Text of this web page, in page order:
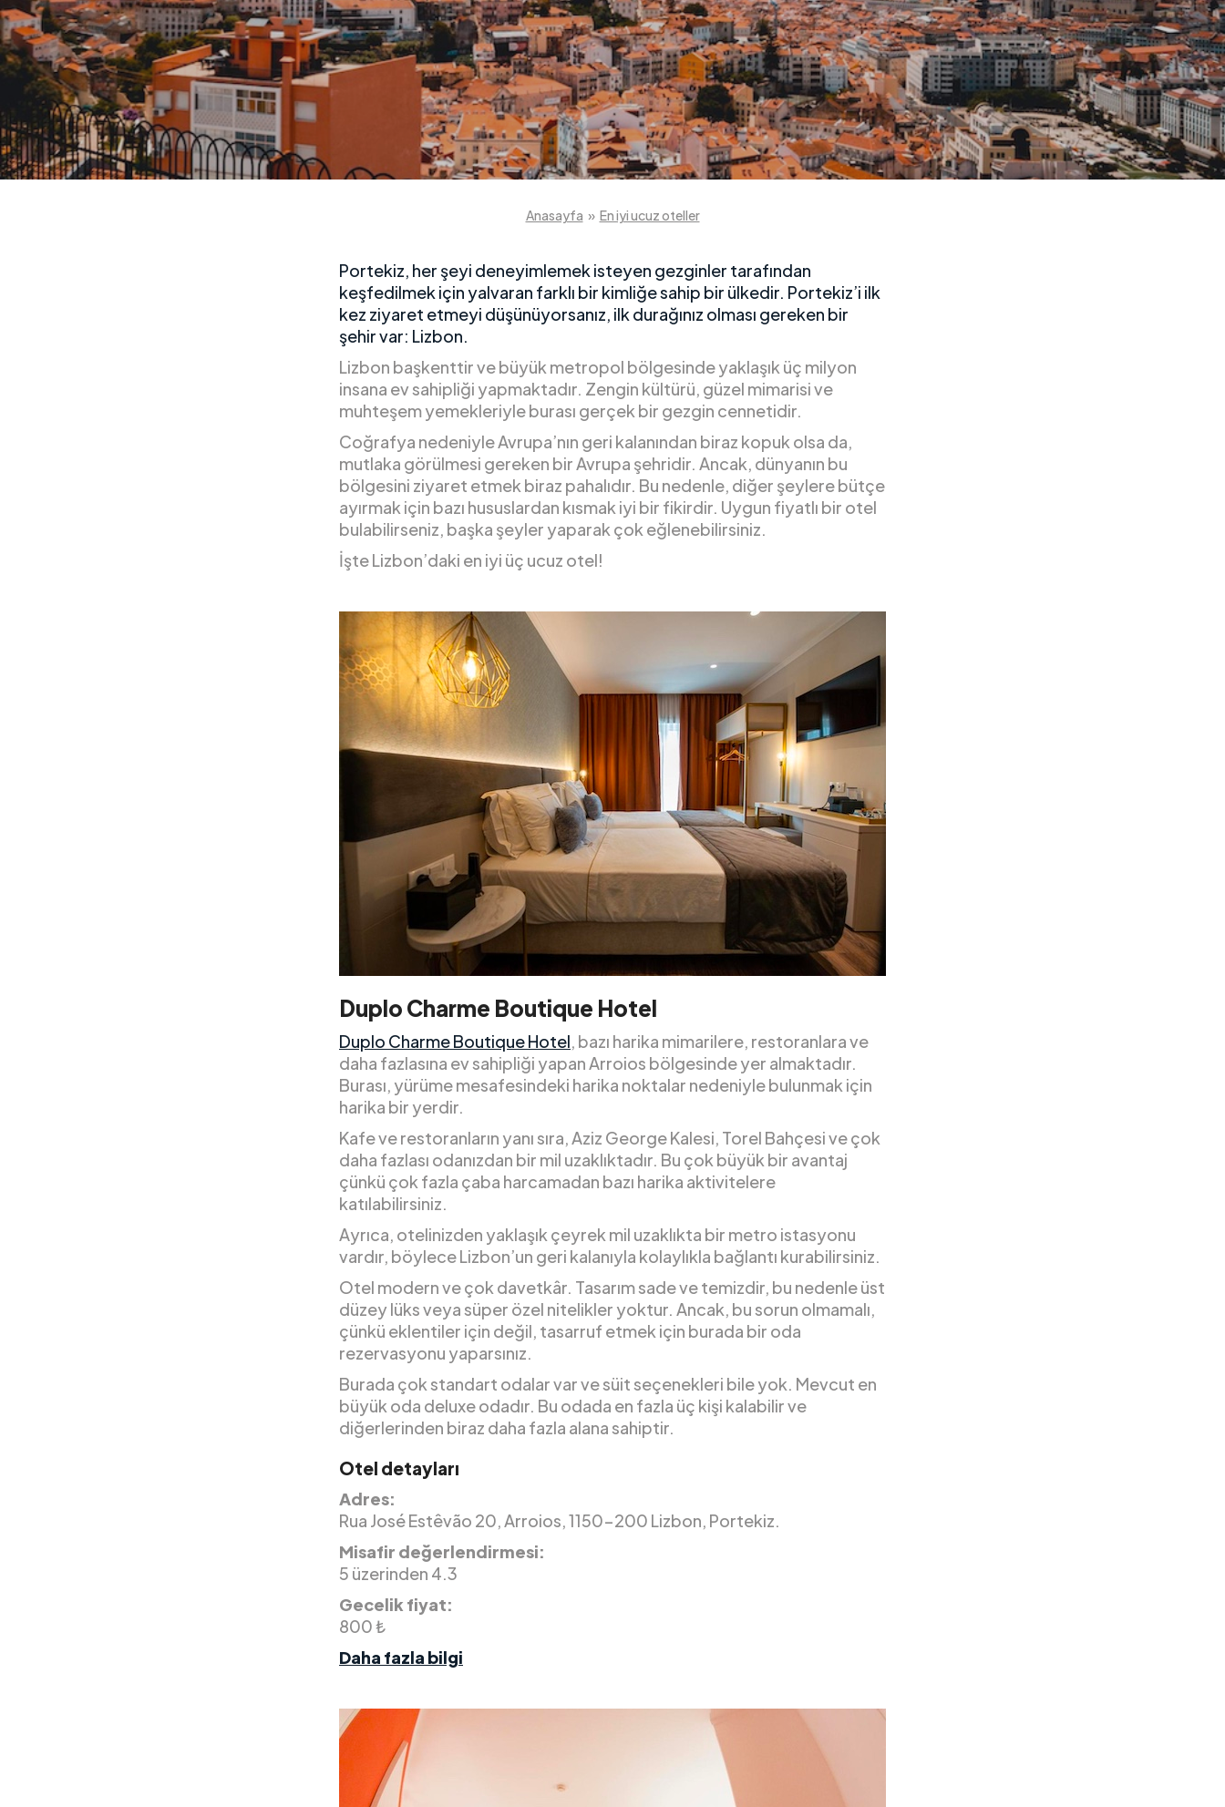
Anasayfa » En iyi ucuz oteller
Portekiz, her şeyi deneyimlemek isteyen gezginler tarafından
keşfedilmek için yalvaran farklı bir kimliğe sahip bir ülkedir. Portekiz’i ilk
kez ziyaret etmeyi düşünüyorsanız, ilk durağınız olması gereken bir
şehir var: Lizbon.
Lizbon başkenttir ve büyük metropol bölgesinde yaklaşık üç milyon
insana ev sahipliği yapmaktadır. Zengin kültürü, güzel mimarisi ve
muhteşem yemekleriyle burası gerçek bir gezgin cennetidir.
Coğrafya nedeniyle Avrupa’nın geri kalanından biraz kopuk olsa da,
mutlaka görülmesi gereken bir Avrupa şehridir. Ancak, dünyanın bu
bölgesini ziyaret etmek biraz pahalıdır. Bu nedenle, diğer şeylere bütçe
ayırmak için bazı hususlardan kısmak iyi bir fikirdir. Uygun fiyatlı bir otel
bulabilirseniz, başka şeyler yaparak çok eğlenebilirsiniz.
İşte Lizbon’daki en iyi üç ucuz otel!
Duplo Charme Boutique Hotel
Duplo Charme Boutique Hotel, bazı harika mimarilere, restoranlara ve
daha fazlasına ev sahipliği yapan Arroios bölgesinde yer almaktadır.
Burası, yürüme mesafesindeki harika noktalar nedeniyle bulunmak için
harika bir yerdir.
Kafe ve restoranların yanı sıra, Aziz George Kalesi, Torel Bahçesi ve çok
daha fazlası odanızdan bir mil uzaklıktadır. Bu çok büyük bir avantaj
çünkü çok fazla çaba harcamadan bazı harika aktivitelere
katılabilirsiniz.
Ayrıca, otelinizden yaklaşık çeyrek mil uzaklıkta bir metro istasyonu
vardır, böylece Lizbon’un geri kalanıyla kolaylıkla bağlantı kurabilirsiniz.
Otel modern ve çok davetkâr. Tasarım sade ve temizdir, bu nedenle üst
düzey lüks veya süper özel nitelikler yoktur. Ancak, bu sorun olmamalı,
çünkü eklentiler için değil, tasarruf etmek için burada bir oda
rezervasyonu yaparsınız.
Burada çok standart odalar var ve süit seçenekleri bile yok. Mevcut en
büyük oda deluxe odadır. Bu odada en fazla üç kişi kalabilir ve
diğerlerinden biraz daha fazla alana sahiptir.
Otel detayları
Adres:
Rua José Estêvão 20, Arroios, 1150-200 Lizbon, Portekiz.
Misafir değerlendirmesi:
5 üzerinden 4.3
Gecelik fiyat:
800 ₺
Daha fazla bilgi